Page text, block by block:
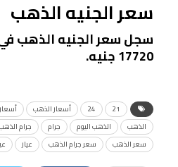
سعر الجنيه الذهب
سجل سعرالجنيه الذهب
17720 جنيه.
21
24 أسعار الذهب
الذهب
الذهب اليوم جرام جرام
سعر الذهب
سعر جرام الذهب عيار